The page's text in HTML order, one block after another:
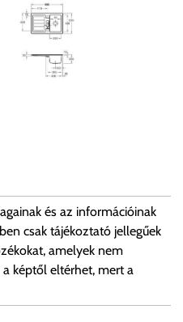
és az információinak
csak tájékoztató jellegűek
amelyek nem
képtől eltérhet, mert a